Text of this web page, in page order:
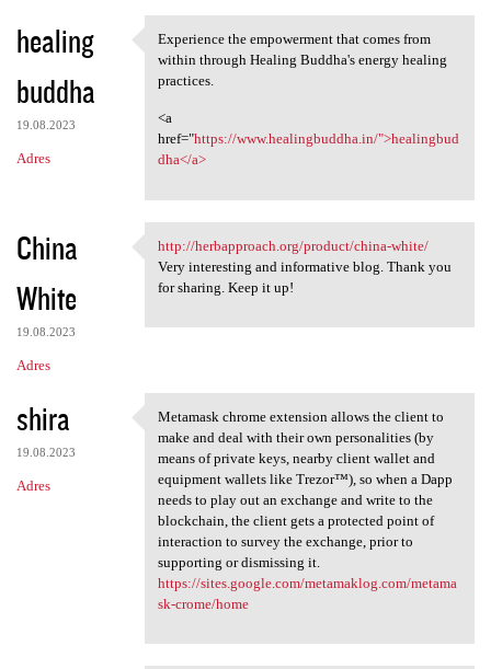
healing
buddha
19.08.2023
Adres
Experience the empowerment
Experience the empowerment that comes from
within through Healing Buddha's energy healing
practices.
<a
href="https://www.healingbuddha.in/">healingbud
dha</a>
China
White
19.08.2023
Adres
http://herbapproach.org
http://herbapproach.org/product/china-white/
Very interesting and informative blog. Thank you
for sharing. Keep it up!
shira
19.08.2023
Adres
Metamask chrome extension
Metamask chrome extension allows the client to
make and deal with their own personalities (by
means of private keys, nearby client wallet and
equipment wallets like Trezor™), so when a Dapp
needs to play out an exchange and write to the
blockchain, the client gets a protected point of
interaction to survey the exchange, prior to
supporting or dismissing it.
https://sites.google.com/metamaklog.com/metama
sk-crome/home